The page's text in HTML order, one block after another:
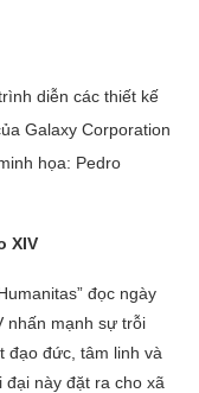
diễn các thiết kế
Galaxy Corporation
họa: Pedro
XIV
đọc ngày
nhấn mạnh sự trỗi
đạo đức, tâm linh và
này đặt ra cho xã